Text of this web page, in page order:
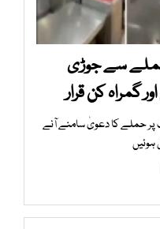
حملے سے جوڑی
گمراہ کن قرار
پر حملے کا دعویٰ سامنے آنے
ہوئیں